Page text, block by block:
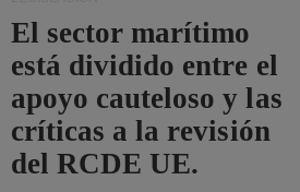
El sector marítimo
está dividido entre el
apoyo cauteloso y las
críticas a la revisión
del RCDE UE.